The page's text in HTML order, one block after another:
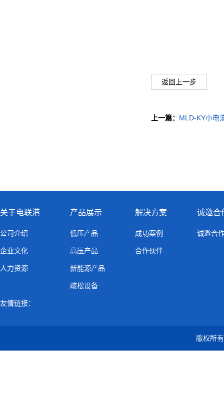
返回上一步
上一篇： MLD-KY小电
关于电联港
公司介绍
企业文化
人力资源
产品展示
低压产品
高压产品
新能源产品
疏松设备
解决方案
成功案例
合作伙伴
诚邀合
诚邀合
友情链接：
版权所